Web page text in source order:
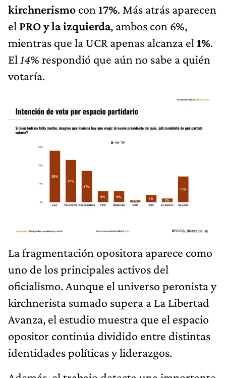
kirchnerismo con 17%. Más atrás aparecen
el PRO y la izquierda, ambos con 6%,
mientras que la UCR apenas alcanza el 1%.
El 14% respondió que aún no sabe a quién
votaría.
La fragmentación opositora aparece como
uno de los principales activos del
oficialismo. Aunque el universo peronista y
kirchnerista sumado supera a La Libertad
Avanza, el estudio muestra que el espacio
opositor continúa dividido entre distintas
identidades políticas y liderazgos.